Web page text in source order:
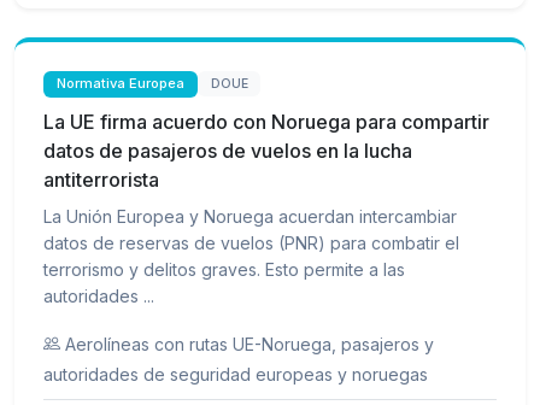
Normativa Europea DOUE
La UE firma acuerdo con Noruega para compartir
datos de pasajeros de vuelos en la lucha
antiterrorista
La Unión Europea y Noruega acuerdan intercambiar
datos de reservas de vuelos (PNR) para combatir el
terrorismo y delitos graves. Esto permite a las
autoridades ...
Aerolíneas con rutas UE-Noruega, pasajeros y
autoridades de seguridad europeas y noruegas